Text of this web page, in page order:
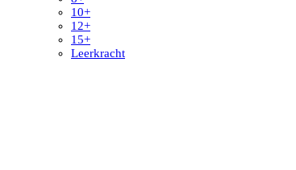
10+
12+
15+
Leerkracht